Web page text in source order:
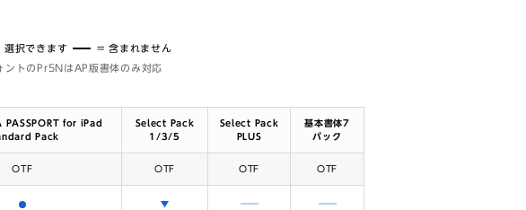
選択できます
= 含まれません
トのPr5NはAP版書体のみ対応
PASSPORT for iPad
Pack
Select Pack
1/3/5
Select Pack
PLUS
基本書体7
パック
OTF OTF OTF OTF
含まれません 含まれません